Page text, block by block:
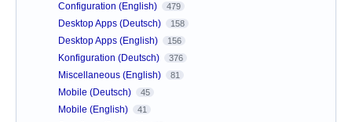
Configuration (English) 479
Desktop Apps (Deutsch) 158
Desktop Apps (English) 156
Konfiguration (Deutsch) 376
Miscellaneous (English) 81
Mobile (Deutsch) 45
Mobile (English) 41